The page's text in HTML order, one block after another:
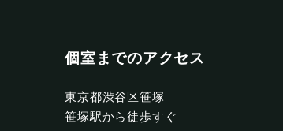
個室までのアクセス
東京都渋谷区笹塚
笹塚駅から徒歩すぐ